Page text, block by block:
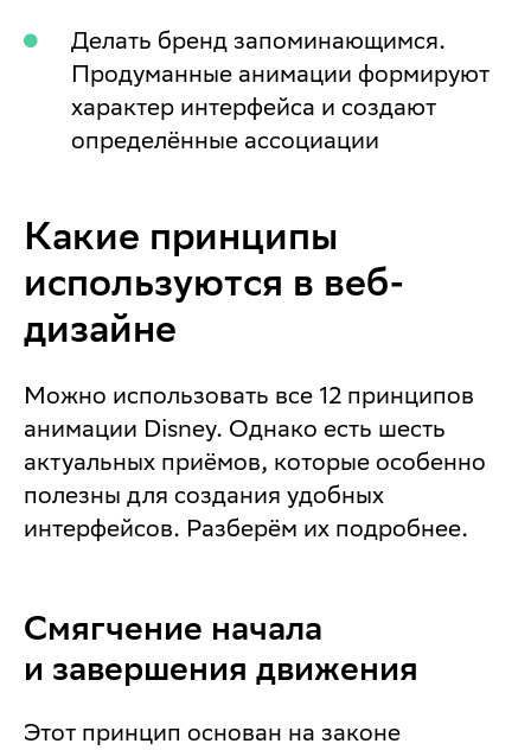
Делать бренд запоминающимся.
Продуманные анимации формируют
характер интерфейса и создают
определённые ассоциации
Какие принципы
используются в веб-
дизайне
Можно использовать все 12 принципов
анимации Disney. Однако есть шесть
актуальных приёмов, которые особенно
полезны для создания удобных
интерфейсов. Разберём их подробнее.
Смягчение начала
и завершения движения
Этот принцип основан на законе